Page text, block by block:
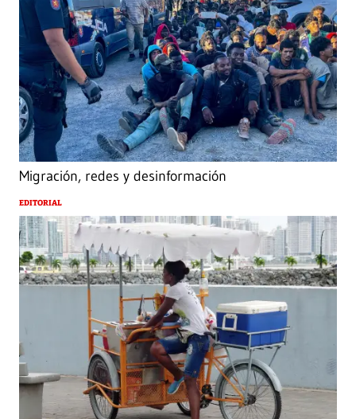
Migración, redes y desinformación
EDITORIAL